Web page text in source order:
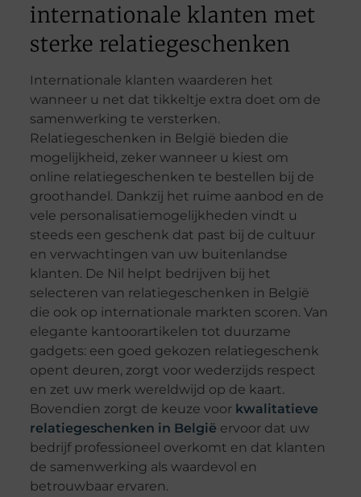
internationale klanten met
sterke relatiegeschenken
Internationale klanten waarderen het
wanneer u net dat tikkeltje extra doet om de
samenwerking te versterken.
Relatiegeschenken in België bieden die
mogelijkheid, zeker wanneer u kiest om
online relatiegeschenken te bestellen bij de
groothandel. Dankzij het ruime aanbod en de
vele personalisatiemogelijkheden vindt u
steeds een geschenk dat past bij de cultuur
en verwachtingen van uw buitenlandse
klanten. De Nil helpt bedrijven bij het
selecteren van relatiegeschenken in België
die ook op internationale markten scoren. Van
elegante kantoorartikelen tot duurzame
gadgets: een goed gekozen relatiegeschenk
opent deuren, zorgt voor wederzijds respect
en zet uw merk wereldwijd op de kaart.
Bovendien zorgt de keuze voor kwalitatieve
relatiegeschenken in België ervoor dat uw
bedrijf professioneel overkomt en dat klanten
de samenwerking als waardevol en
betrouwbaar ervaren.